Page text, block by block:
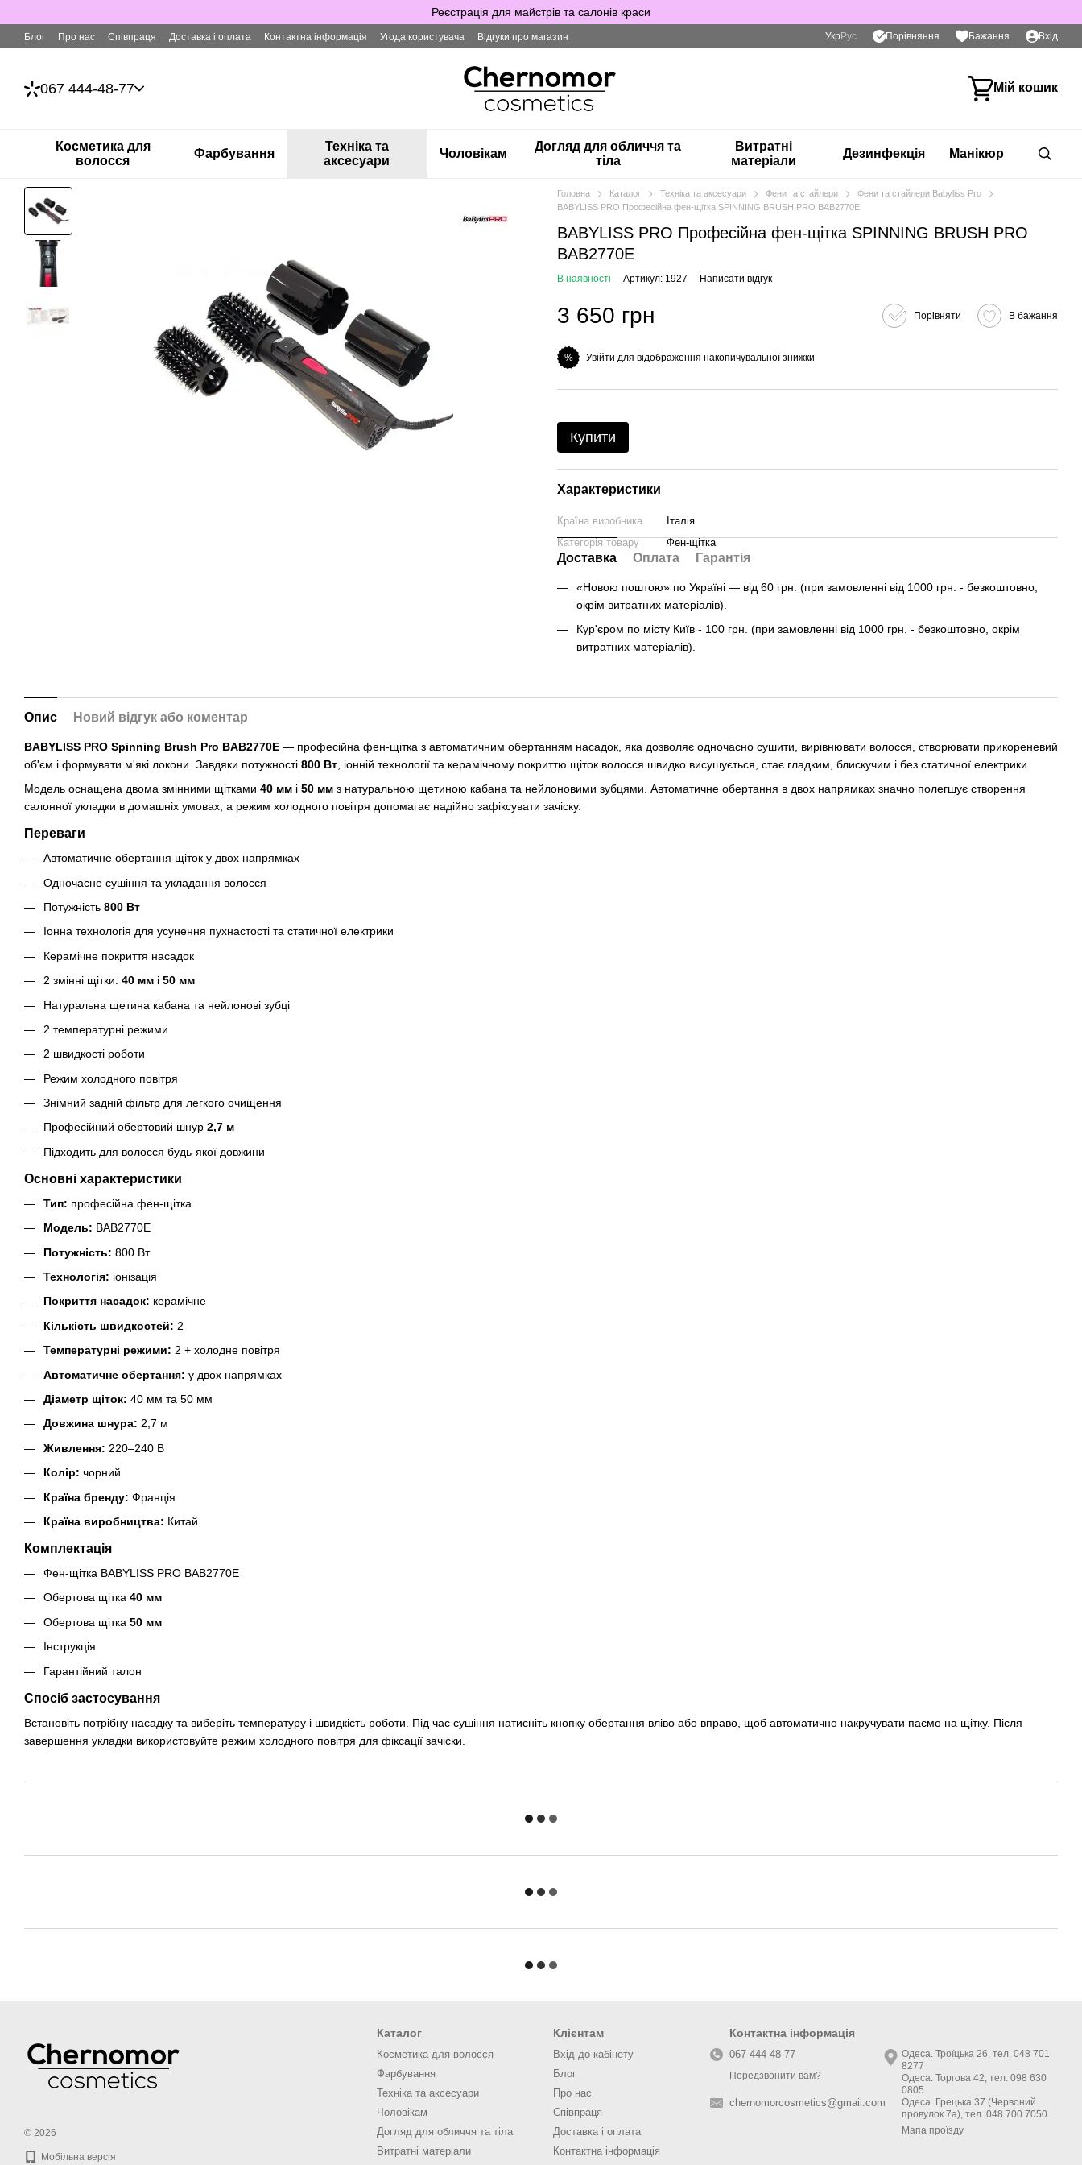
Реєстрація для майстрів та салонів краси
Блог Про нас Співпраця Доставка і оплата Контактна інформація Угода користувача Відгуки про магазин Укр Рус Порівняння Бажання Вхід
067 444-48-77 Мій кошик
Косметика для
волосся
Фарбування
Техніка та
аксесуари
Чоловікам
Догляд для обличчя та
тіла
Витратні
матеріали
Дезинфекція Манікюр
Головна Каталог Техніка та аксесуари Фени та стайлери
Фени та стайлери Babyliss Pro
BABYLISS PRO Професійна фен-щітка SPINNING BRUSH PRO BAB2770E
BABYLISS PRO Професійна фен-щітка SPINNING BRUSH PRO
BAB2770E
В наявності Артикул: 1927 Написати відгук
3 650 грн Порівняти В бажання
% Увійти для відображення накопичувальної знижки
Купити
Характеристики
Країна виробника
Італія
Категорія товару
Фен-щітка
Доставка Оплата Гарантія
«Новою поштою» по Україні — від 60 грн. (при замовленні від 1000 грн. - безкоштовно,
окрім витратних матеріалів).
Кур'єром по місту Київ - 100 грн. (при замовленні від 1000 грн. - безкоштовно, окрім
витратних матеріалів).
Опис Новий відгук або коментар
BABYLISS PRO Spinning Brush Pro BAB2770E — професійна фен-щітка з автоматичним обертанням насадок, яка дозволяє одночасно сушити, вирівнювати волосся, створювати прикореневий
об'єм і формувати м'які локони. Завдяки потужності 800 Вт , іонній технології та керамічному покриттю щіток волосся швидко висушується, стає гладким, блискучим і без статичної електрики.
Модель оснащена двома змінними щітками 40 мм і 50 мм з натуральною щетиною кабана та нейлоновими зубцями. Автоматичне обертання в двох напрямках значно полегшує створення
салонної укладки в домашніх умовах, а режим холодного повітря допомагає надійно зафіксувати зачіску.
Переваги
Автоматичне обертання щіток у двох напрямках
Одночасне сушіння та укладання волосся
Потужність 800 Вт
Іонна технологія для усунення пухнастості та статичної електрики
Керамічне покриття насадок
2 змінні щітки: 40 мм і 50 мм
Натуральна щетина кабана та нейлонові зубці
2 температурні режими
2 швидкості роботи
Режим холодного повітря
Знімний задній фільтр для легкого очищення
Професійний обертовий шнур 2,7 м
Підходить для волосся будь-якої довжини
Основні характеристики
Тип: професійна фен-щітка
Модель: BAB2770E
Потужність: 800 Вт
Технологія: іонізація
Покриття насадок: керамічне
Кількість швидкостей: 2
Температурні режими: 2 + холодне повітря
Автоматичне обертання: у двох напрямках
Діаметр щіток: 40 мм та 50 мм
Довжина шнура: 2,7 м
Живлення: 220–240 В
Колір: чорний
Країна бренду: Франція
Країна виробництва: Китай
Комплектація
Фен-щітка BABYLISS PRO BAB2770E
Обертова щітка 40 мм
Обертова щітка 50 мм
Інструкція
Гарантійний талон
Спосіб застосування
Встановіть потрібну насадку та виберіть температуру і швидкість роботи. Під час сушіння натисніть кнопку обертання вліво або вправо, щоб автоматично накручувати пасмо на щітку. Після
завершення укладки використовуйте режим холодного повітря для фіксації зачіски.
© 2026
Мобільна версія
Каталог
Косметика для волосся
Фарбування
Техніка та аксесуари
Чоловікам
Догляд для обличчя та тіла
Витратні матеріали
Клієнтам
Вхід до кабінету
Блог
Про нас
Співпраця
Доставка і оплата
Контактна інформація
Контактна інформація
067 444-48-77
Передзвонити вам?
chernomorcosmetics@gmail.com
Одеса. Троїцька 26, тел. 048 701
8277
Одеса. Торгова 42, тел. 098 630
0805
Одеса. Грецька 37 (Червоний
провулок 7а), тел. 048 700 7050
Мапа проїзду